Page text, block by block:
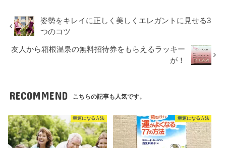
姿勢をキレイに正しく美しくエレガントに見せる3
つのコツ
友人から箱根温泉の無料招待券をもらえるラッキー
が！
RECOMMEND こちらの記事も人気です。
幸運になる方法 幸運になる方法